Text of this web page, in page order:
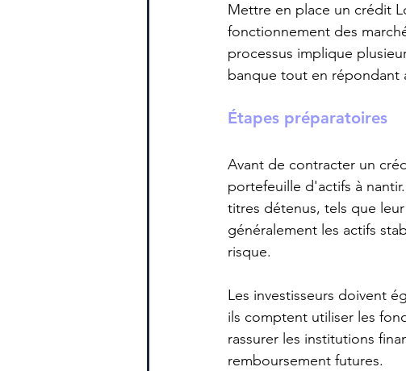
Mettre en place un crédit
fonctionnement des
processus implique
banque tout en répondant
Étapes préparatoires
Avant de contracter un
portefeuille d'actifs à
titres détenus, tels que
généralement les actifs
risque.
Les investisseurs doivent
ils comptent utiliser les
rassurer les institutions
remboursement futures.